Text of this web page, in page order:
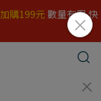
加購199元 數量有限 快